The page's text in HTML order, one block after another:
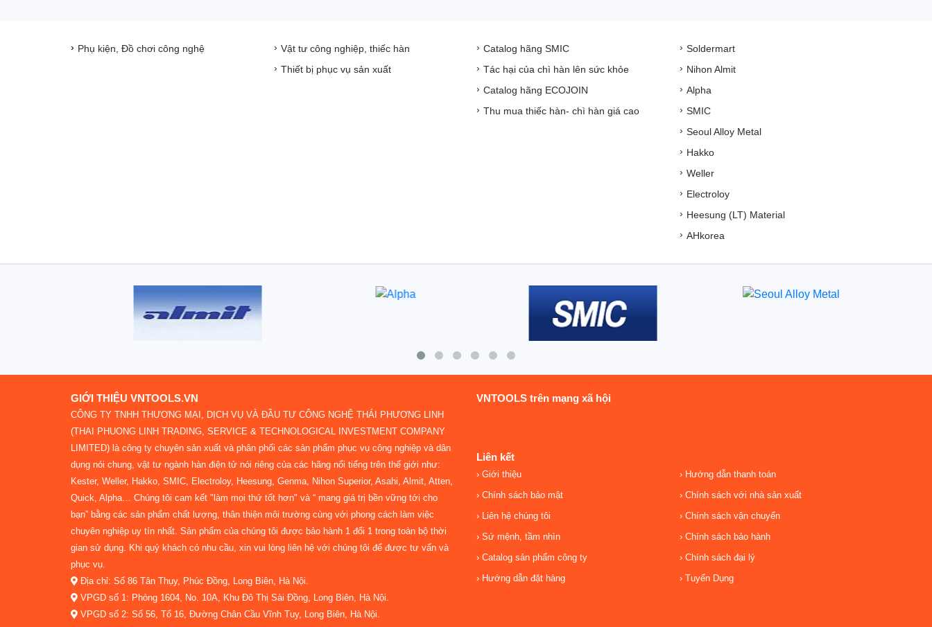
Phụ kiện, Đồ chơi công nghệ
Vật tư công nghiệp, thiếc hàn
Thiết bị phục vụ sản xuất
Catalog hãng SMIC
Tác hại của chì hàn lên sức khỏe
Catalog hãng ECOJOIN
Thu mua thiếc hàn- chì hàn giá cao
Soldermart
Nihon Almit
Alpha
SMIC
Seoul Alloy Metal
Hakko
Weller
Electroloy
Heesung (LT) Material
AHkorea
GIỚI THIỆU VNTOOLS.VN
CÔNG TY TNHH THƯƠNG MẠI, DỊCH VỤ VÀ ĐẦU TƯ CÔNG NGHỆ THÁI PHƯƠNG LINH
(THAI PHUONG LINH TRADING, SERVICE & TECHNOLOGICAL INVESTMENT COMPANY
LIMITED) là công ty chuyên sản xuất và phân phối các sản phẩm phục vụ công nghiệp và dân
dụng nói chung, vật tư ngành hàn điện tử nói riêng của các hãng nổi tiếng trên thế giới như:
Kester, Weller, Hakko, SMIC, Electroloy, Heesung, Genma, Nihon Superior, Asahi, Almit, Atten,
Quick, Alpha… Chúng tôi cam kết "làm mọi thứ tốt hơn" và “ mang giá trị bền vững tới cho
bạn” bằng các sản phẩm chất lượng, thân thiện môi trường cùng với phong cách làm việc
chuyên nghiệp uy tín nhất. Sản phẩm của chúng tôi được bảo hành 1 đổi 1 trong toàn bộ thời
gian sử dụng. Khi quý khách có nhu cầu, xin vui lòng liên hệ với chúng tôi để được tư vấn và
phục vụ.
Địa chỉ: Số 86 Tân Thụy, Phúc Đồng, Long Biên, Hà Nội.
VPGD số 1: Phòng 1604, No. 10A, Khu Đô Thị Sài Đồng, Long Biên, Hà Nội.
VPGD số 2: Số 56, Tổ 16, Đường Chân Cầu Vĩnh Tuy, Long Biên, Hà Nội.
VNTOOLS trên mạng xã hội
Liên kết
Giới thiệu
Chính sách bảo mật
Liên hệ chúng tôi
Sứ mệnh, tầm nhìn
Catalog sản phẩm công ty
Hướng dẫn đặt hàng
Hướng dẫn thanh toán
Chính sách với nhà sản xuất
Chính sách vận chuyển
Chính sách bảo hành
Chính sách đại lý
Tuyển Dụng